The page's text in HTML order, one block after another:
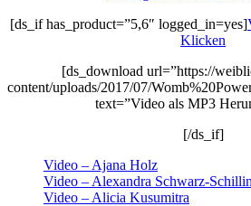
[ds_if has_product=”5,6″ logged_in=yes]
Klicken
[ds_download url=”https://
content/uploads/2017/07/
text=”Video als MP3
[/ds_if]
Video – Ajana Holz
Video – Alexandra Schwarz-
Video – Alicia Kusumitra